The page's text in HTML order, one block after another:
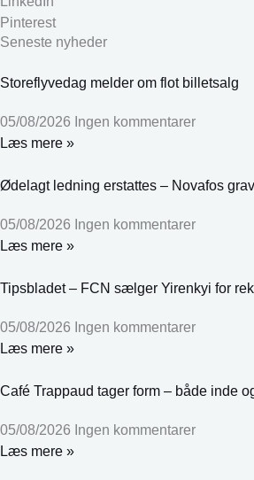
Pinterest
Seneste nyheder
Storeflyvedag melder om flot billetsalg
05/08/2026 Ingen kommentarer
Læs mere »
Ødelagt ledning erstattes – Novafos
05/08/2026 Ingen kommentarer
Læs mere »
Tipsbladet – FCN sælger Yirenkyi for
05/08/2026 Ingen kommentarer
Læs mere »
Café Trappaud tager form – både inde
05/08/2026 Ingen kommentarer
Læs mere »